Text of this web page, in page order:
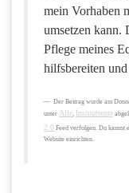
mein Vorhaben
umsetzen kann.
Pflege meines
hilfsbereiten
Der Beitrag wurde am
unter Alle, Instrumente
2.0 Feed verfolgen. Du kannst
Website einrichten.